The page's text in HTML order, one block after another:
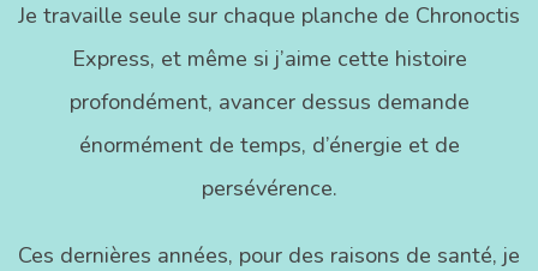
Je travaille seule sur chaque planche de Chronoctis
Express, et même si j’aime cette histoire
profondément, avancer dessus demande
énormément de temps, d’énergie et de
persévérence.
Ces dernières années, pour des raisons de santé, je